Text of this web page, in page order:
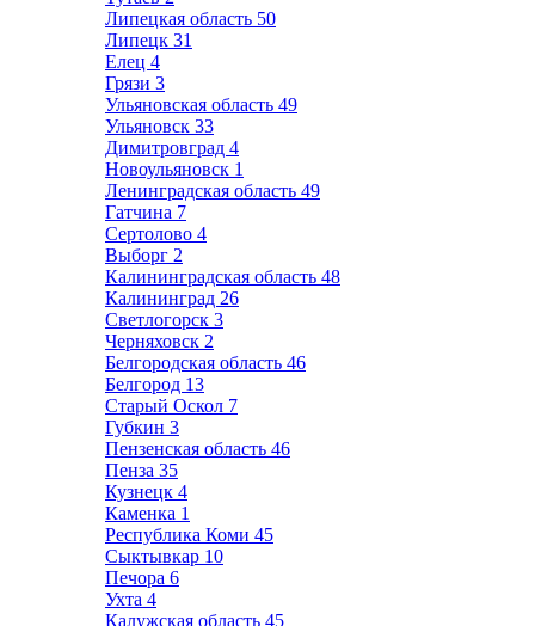
Липецкая область 50
Липецк 31
Елец 4
Грязи 3
Ульяновская область 49
Ульяновск 33
Димитровград 4
Новоульяновск 1
Ленинградская область 49
Гатчина 7
Сертолово 4
Выборг 2
Калининградская область 48
Калининград 26
Светлогорск 3
Черняховск 2
Белгородская область 46
Белгород 13
Старый Оскол 7
Губкин 3
Пензенская область 46
Пенза 35
Кузнецк 4
Каменка 1
Республика Коми 45
Сыктывкар 10
Печора 6
Ухта 4
Калужская область 45